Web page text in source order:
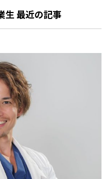
生 最近の記事